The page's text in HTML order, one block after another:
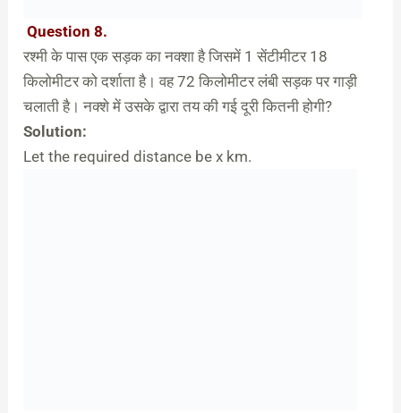
Question 8.
रश्मी के पास एक सड़क का नक्शा है जिसमें 1 सेंटीमीटर 18
किलोमीटर को दर्शाता है। वह 72 किलोमीटर लंबी सड़क पर गाड़ी
चलाती है। नक्शे में उसके द्वारा तय की गई दूरी कितनी होगी?
Solution:
Let the required distance be x km.